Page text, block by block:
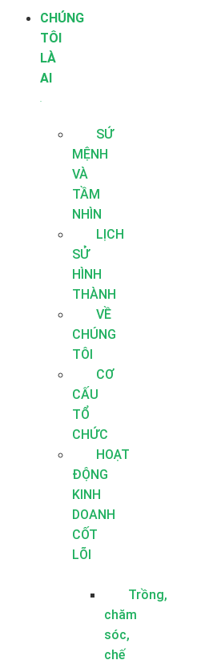
CHÚNG
TÔI
LÀ
AI
SỨ
MỆNH
VÀ
TẦM
NHÌN
LỊCH
SỬ
HÌNH
THÀNH
VỀ
CHÚNG
TÔI
CƠ
CẤU
TỔ
CHỨC
HOẠT
ĐỘNG
KINH
DOANH
CỐT
LÕI
Trồng,
chăm
sóc,
chế